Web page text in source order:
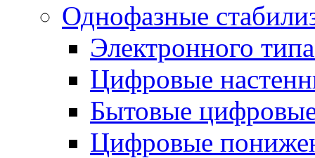
Однофазные
Электронного
Цифровые
Бытовые
Цифровые